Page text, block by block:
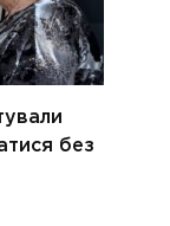
без